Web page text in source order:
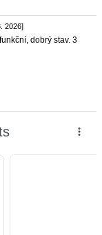
2026]
dobrý stav. 3